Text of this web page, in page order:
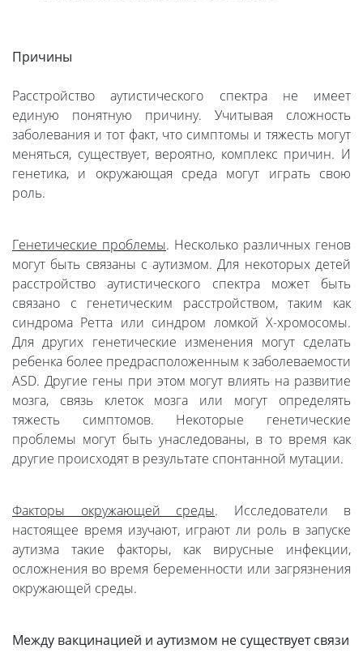
Причины
Расстройство аутистического спектра не имеет
единую понятную причину. Учитывая сложность
заболевания и тот факт, что симптомы и тяжесть могут
меняться, существует, вероятно, комплекс причин. И
генетика, и окружающая среда могут играть свою
роль.
Генетические проблемы. Несколько различных генов
могут быть связаны с аутизмом. Для некоторых детей
расстройство аутистического спектра может быть
связано с генетическим расстройством, таким как
синдрома Ретта или синдром ломкой Х-хромосомы.
Для других генетические изменения могут сделать
ребенка более предрасположенным к заболеваемости
ASD. Другие гены при этом могут влиять на развитие
мозга, связь клеток мозга или могут определять
тяжесть симптомов. Некоторые генетические
проблемы могут быть унаследованы, в то время как
другие происходят в результате спонтанной мутации.
Факторы окружающей среды. Исследователи в
настоящее время изучают, играют ли роль в запуске
аутизма такие факторы, как вирусные инфекции,
осложнения во время беременности или загрязнения
окружающей среды.
Между вакцинацией и аутизмом не существует связи